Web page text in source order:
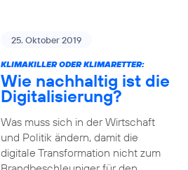
25. Oktober 2019
KLIMAKILLER ODER KLIMARETTER:
Wie nachhaltig ist die
Digitalisierung?
Was muss sich in der Wirtschaft
und Politik ändern, damit die
digitale Transformation nicht zum